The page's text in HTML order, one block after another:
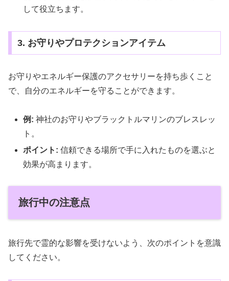
して役立ちます。
3. お守りやプロテクションアイテム
お守りやエネルギー保護のアクセサリーを持ち歩くこと
で、自分のエネルギーを守ることができます。
例: 神社のお守りやブラックトルマリンのブレスレッ
ト。
ポイント: 信頼できる場所で手に入れたものを選ぶと
効果が高まります。
旅行中の注意点
旅行先で霊的な影響を受けないよう、次のポイントを意識
してください。